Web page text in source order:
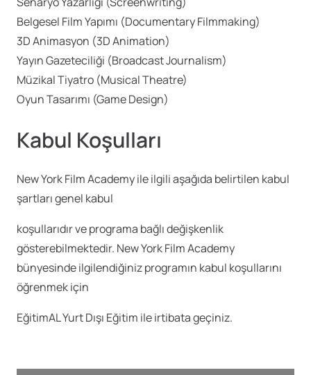
Belgesel Film Yapımı (Documentary Filmmaking)
3D Animasyon (3D Animation)
Yayın Gazeteciliği (Broadcast Journalism)
Müzikal Tiyatro (Musical Theatre)
Oyun Tasarımı (Game Design)
Kabul Koşulları
New York Film Academy ile ilgili aşağıda belirtilen kabul
şartları genel kabul
koşullarıdır ve programa bağlı değişkenlik
gösterebilmektedir. New York Film Academy
bünyesinde ilgilendiğiniz programın kabul koşullarını
öğrenmek için
EğitimAL Yurt Dışı Eğitim ile irtibata geçiniz.